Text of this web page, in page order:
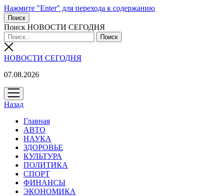
Нажмите "Enter" для перехода к содержанию
Поиск
Поиск НОВОСТИ СЕГОДНЯ
НОВОСТИ СЕГОДНЯ
07.08.2026
открыть
меню
Назад
Главная
АВТО
НАУКА
ЗДОРОВЬЕ
КУЛЬТУРА
ПОЛИТИКА
СПОРТ
ФИНАНСЫ
ЭКОНОМИКА